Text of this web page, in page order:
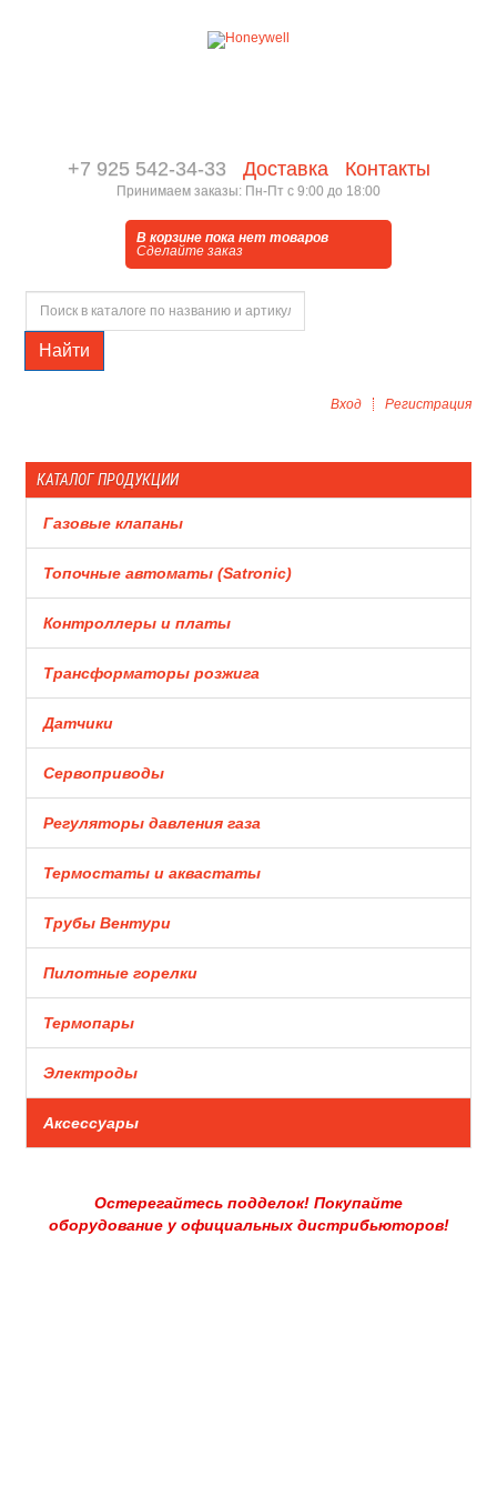
+7 925 542-34-33 Доставка Контакты
Принимаем заказы: Пн-Пт с 9:00 до 18:00
В корзине пока нет товаров
Сделайте заказ
Найти
Вход Регистрация
КАТАЛОГ ПРОДУКЦИИ
Газовые клапаны
Топочные автоматы (Satronic)
Контроллеры и платы
Трансформаторы розжига
Датчики
Сервоприводы
Регуляторы давления газа
Термостаты и аквастаты
Трубы Вентури
Пилотные горелки
Термопары
Электроды
Аксессуары
Остерегайтесь подделок! Покупайте
оборудование у официальных дистрибьюторов!